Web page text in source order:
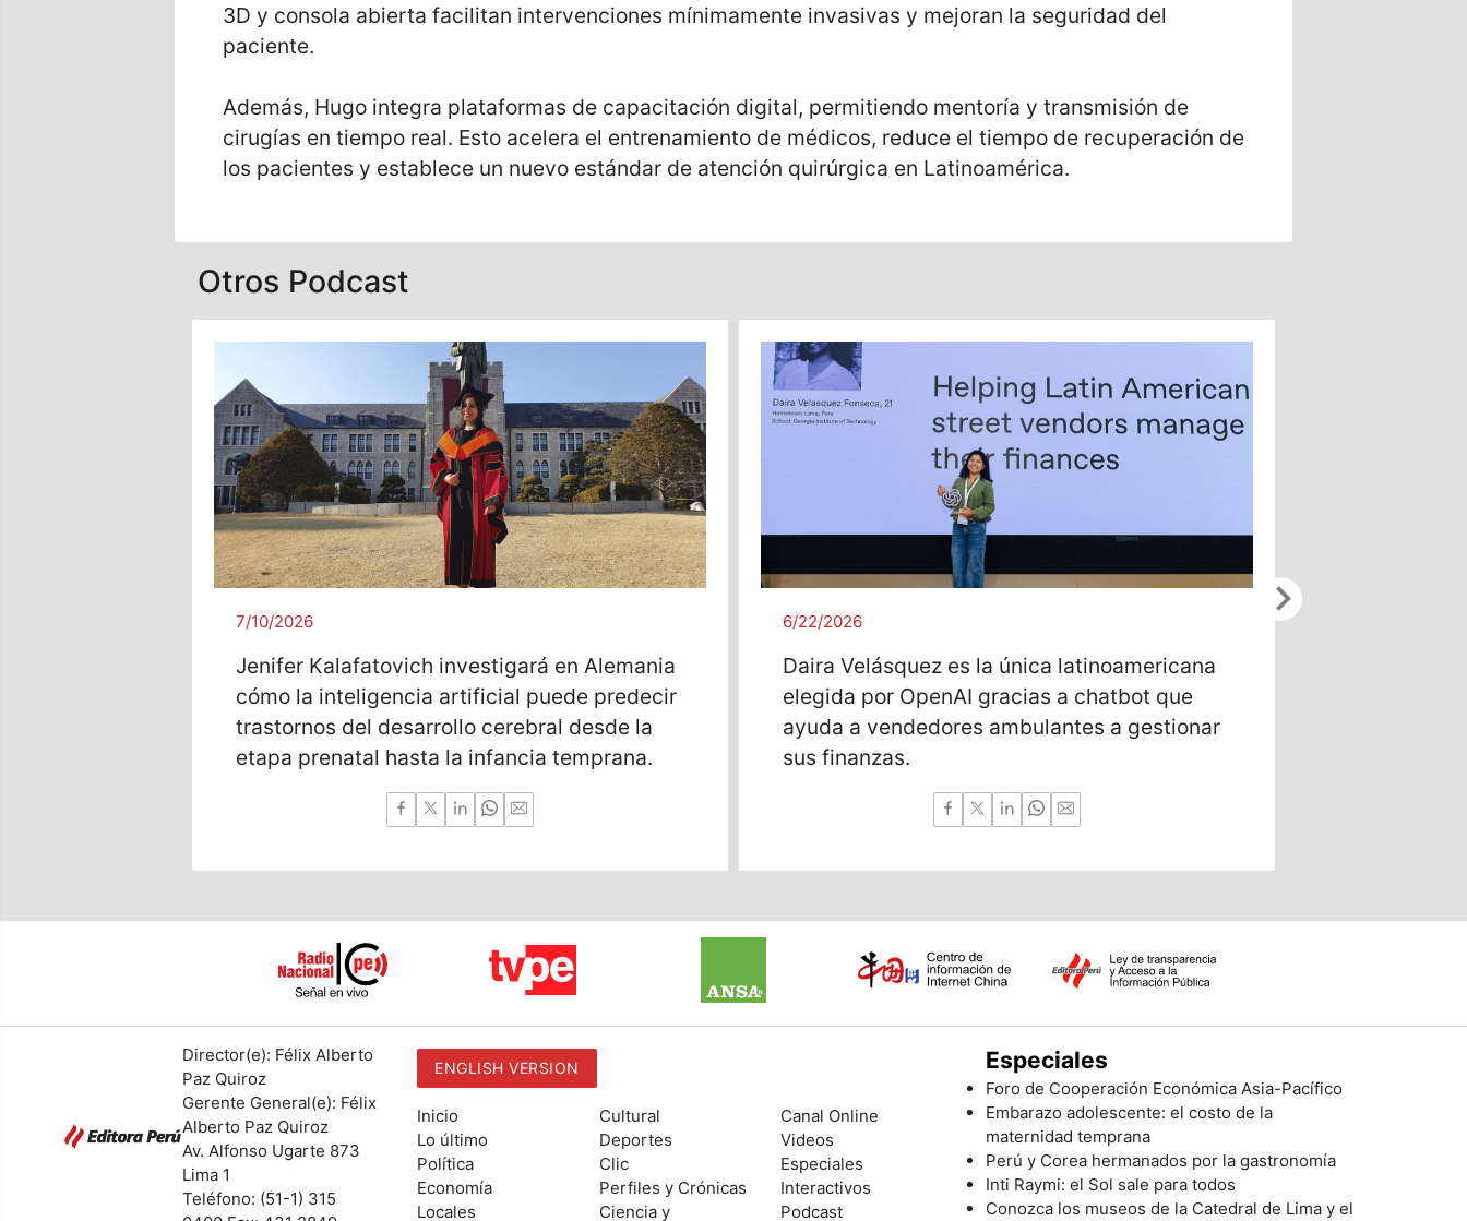
3D y consola abierta facilitan intervenciones mínimamente invasivas y mejoran la seguridad del
paciente.
Además, Hugo integra plataformas de capacitación digital, permitiendo mentoría y transmisión de
cirugías en tiempo real. Esto acelera el entrenamiento de médicos, reduce el tiempo de recuperación de
los pacientes y establece un nuevo estándar de atención quirúrgica en Latinoamérica.
Otros Podcast
chevron_right
7/10/2026
Jenifer Kalafatovich investigará en Alemania
cómo la inteligencia artificial puede predecir
trastornos del desarrollo cerebral desde la
etapa prenatal hasta la infancia temprana.
6/22/2026
Daira Velásquez es la única latinoamericana
elegida por OpenAI gracias a chatbot que
ayuda a vendedores ambulantes a gestionar
sus finanzas.
Director(e): Félix Alberto
Paz Quiroz
Gerente General(e): Félix
Alberto Paz Quiroz
Av. Alfonso Ugarte 873
Lima 1
Teléfono: (51-1) 315
ENGLISH VERSION
Inicio
Lo último
Política
Economía
Locales
Cultural
Deportes
Clic
Perfiles y Crónicas
Ciencia y
Canal Online
Videos
Especiales
Interactivos
Podcast
Especiales
Foro de Cooperación Económica Asia-Pacífico
Embarazo adolescente: el costo de la
maternidad temprana
Perú y Corea hermanados por la gastronomía
Inti Raymi: el Sol sale para todos
Conozca los museos de la Catedral de Lima y el